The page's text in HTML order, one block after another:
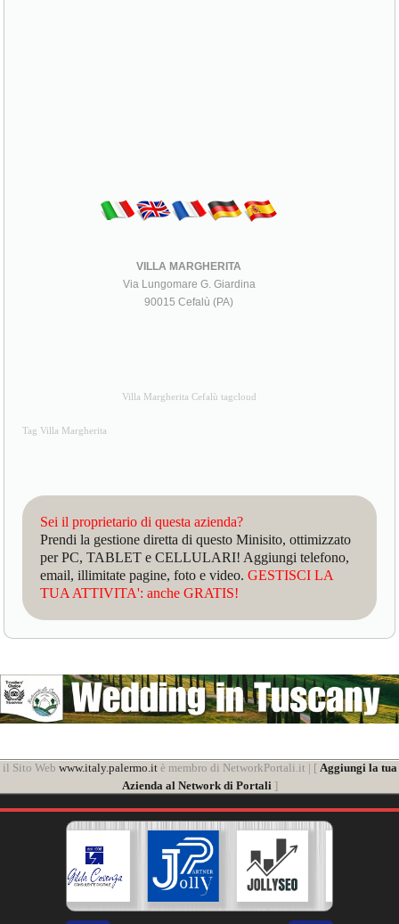
VILLA MARGHERITA
Via Lungomare G. Giardina
90015 Cefalù (PA)
Villa Margherita Cefalù tagcloud
Tag Villa Margherita
Sei il proprietario di questa azienda?
Prendi la gestione diretta di questo Minisito, ottimizzato
per PC, TABLET e CELLULARI! Aggiungi telefono,
email, illimitate pagine, foto e video.GESTISCI LA
TUA ATTIVITA': anche GRATIS!
il Sito Web www.italy.palermo.itè membro di NetworkPortali.it | [ Aggiungi la tua
Azienda al Network di Portali]